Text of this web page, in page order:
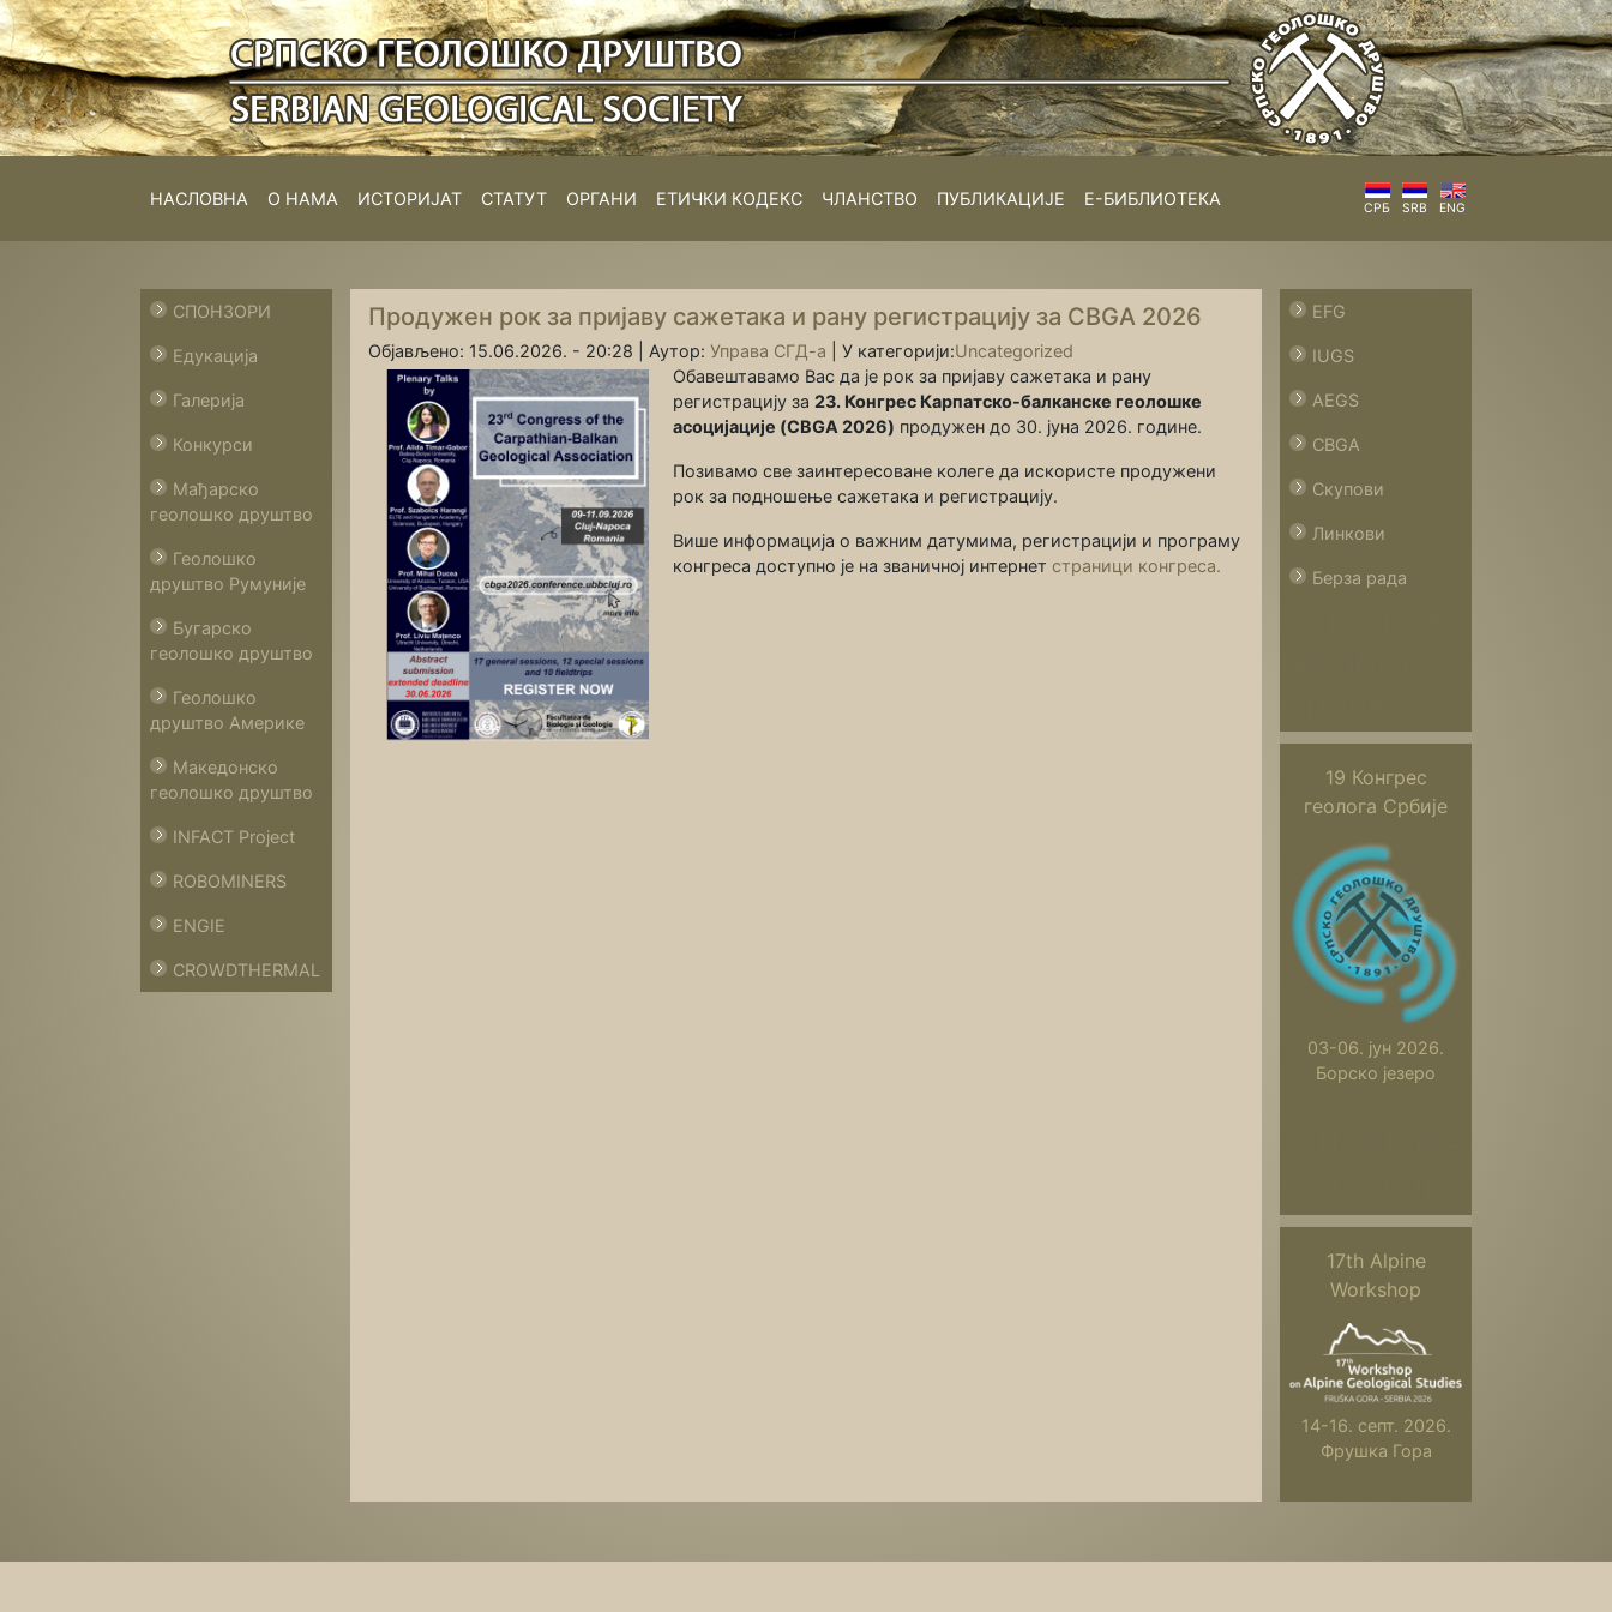
НАСЛОВНА О НАМА ИСТОРИЈАТ СТАТУТ ОРГАНИ ЕТИЧКИ КОДЕКС ЧЛАНСТВО ПУБЛИКАЦИЈЕ Е-БИБЛИОТЕКА СРБ SRB ENG
СПОНЗОРИ
Едукација
Галерија
Конкурси
Мађарско
геолошко друштво
Геолошко
друштво Румуније
Бугарско
геолошко друштво
Геолошко
друштво Америке
Македонско
геолошко друштво
INFACT Project
ROBOMINERS
ENGIE
CROWDTHERMAL
Продужен рок за пријаву сажетака и рану регистрацију за CBGA 2026
Објављено: 15.06.2026. - 20:28 | Аутор: Управа СГД-а У категорији:Uncategorized
Обавештавамо Вас да је рок за пријаву сажетака и рану
регистрацију за 23. Конгрес Карпатско-балканске геолошке
асоцијације (CBGA 2026) продужен до 30. јуна 2026. године.
Позивамо све заинтересоване колеге да искористе продужени
рок за подношење сажетака и регистрацију.
Више информација о важним датумима, регистрацији и програму
конгреса доступно је на званичној интернет страници конгреса.
EFG
IUGS
AEGS
CBGA
Скупови
Линкови
Берза рада
19 Конгрес
геолога Србије
03-06. јун 2026.
Борско језеро
17th Alpine
Workshop
14-16. септ. 2026.
Фрушка Гора